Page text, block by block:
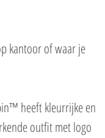
kantoor of waar je
heeft kleurrijke en
outfit met logo